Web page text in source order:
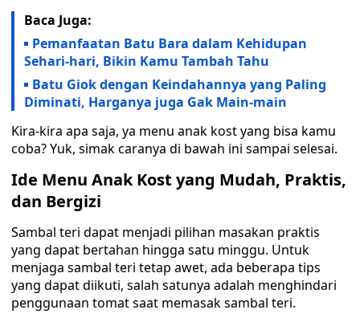
Baca Juga:
Pemanfaatan Batu Bara dalam Kehidupan
Sehari-hari, Bikin Kamu Tambah Tahu
Batu Giok dengan Keindahannya yang Paling
Diminati, Harganya juga Gak Main-main
Kira-kira apa saja, ya menu anak kost yang bisa kamu
coba? Yuk, simak caranya di bawah ini sampai selesai.
Ide Menu Anak Kost yang Mudah, Praktis,
dan Bergizi
Sambal teri dapat menjadi pilihan masakan praktis
yang dapat bertahan hingga satu minggu. Untuk
menjaga sambal teri tetap awet, ada beberapa tips
yang dapat diikuti, salah satunya adalah menghindari
penggunaan tomat saat memasak sambal teri.